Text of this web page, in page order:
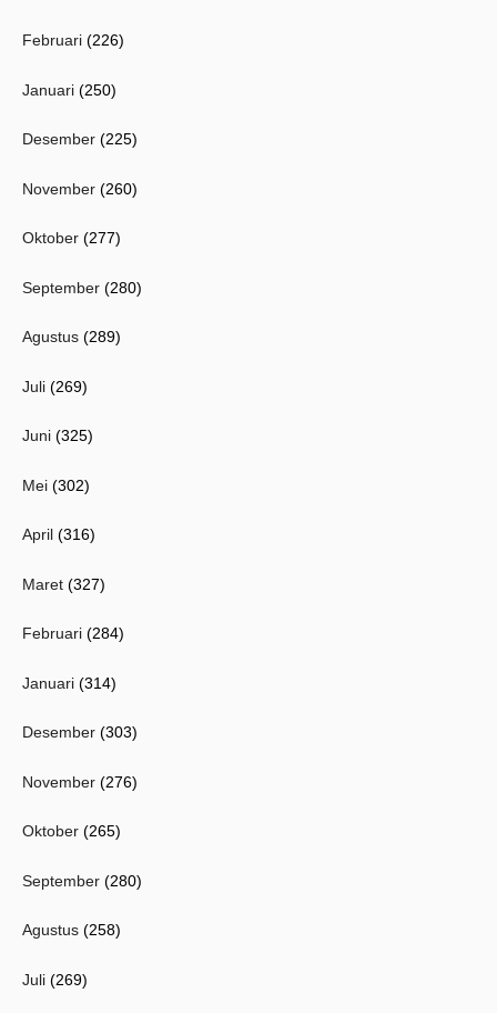
Februari (226)
Januari (250)
Desember (225)
November (260)
Oktober (277)
September (280)
Agustus (289)
Juli (269)
Juni (325)
Mei (302)
April (316)
Maret (327)
Februari (284)
Januari (314)
Desember (303)
November (276)
Oktober (265)
September (280)
Agustus (258)
Juli (269)